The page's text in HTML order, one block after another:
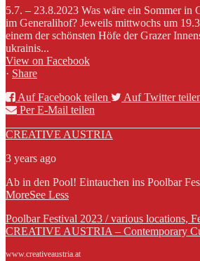
5.7. – 23.8.2023 Was wäre ein Sommer in
im Generalihof? Jeweils mittwochs um
einem der schönsten Höfe der Grazer
ukrainis...
View on Facebook
· Share
Auf Facebook teilen
Auf Twitter
Per E-Mail teilen
CREATIVE AUSTRIA
3 years ago
Ab in den Pool! Eintauchen ins Poolbar
MoreSee Less
Poolbar Festival 2023 / various locations,
CREATIVE AUSTRIA – Contemporary
www.creativeaustria.at